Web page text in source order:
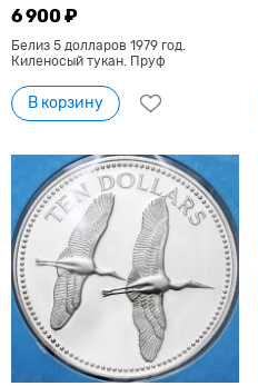
6 900 ₽
Белиз 5 долларов 1979 год.
Киленосый тукан. Пруф
В корзину